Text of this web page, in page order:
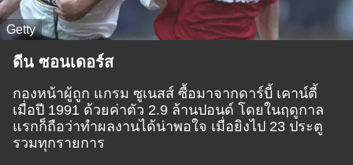
Getty
ดีน ซอนเดอร์ส
กองหน้าผู้ถูก แกรม ซูเนสส์ ซื้อมาจากดาร์บี้ เคาน์ตี้
เมื่อปี 1991 ด้วยค่าตัว 2.9 ล้านปอนด์ โดยในฤดูกาล
แรกก็ถือว่าทำผลงานได้น่าพอใจ เมื่อยิงไป 23 ประตู
รวมทุกรายการ